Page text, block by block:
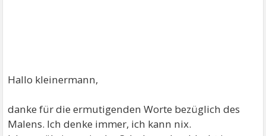
Hallo kleinermann,
danke für die ermutigenden Worte bezüglich des
Malens. Ich denke immer, ich kann nix.